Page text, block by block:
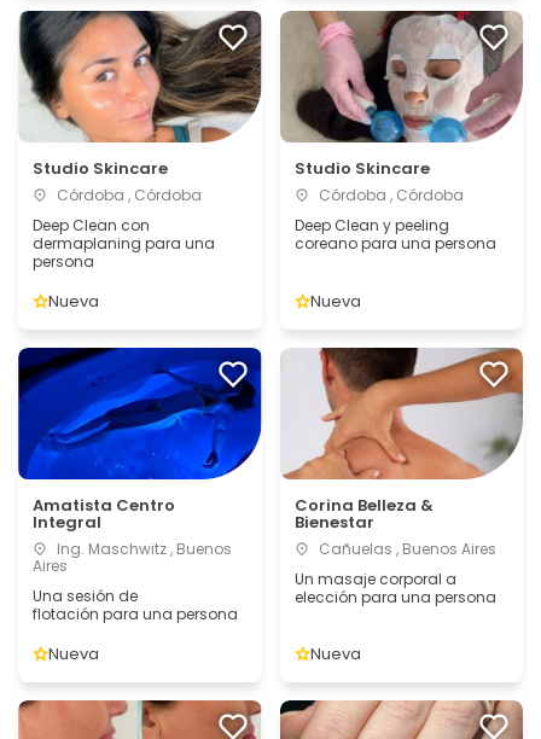
Studio Skincare
Córdoba , Córdoba
Deep Clean con
dermaplaning para una
persona
Nueva
Studio Skincare
Córdoba , Córdoba
Deep Clean y peeling
coreano para una persona
Nueva
Amatista Centro
Integral
Ing. Maschwitz , Buenos
Aires
Una sesión de
flotación para una persona
Nueva
Corina Belleza &
Bienestar
Cañuelas , Buenos Aires
Un masaje corporal a
elección para una persona
Nueva